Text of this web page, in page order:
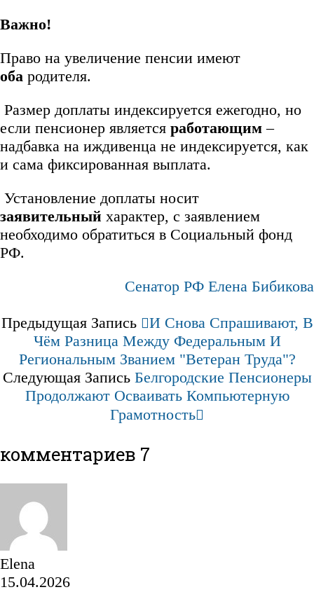
Важно!
Право на увеличение пенсии имеют
оба родителя.
Размер доплаты индексируется ежегодно, но
если пенсионер является работающим –
надбавка на иждивенца не индексируется, как
и сама фиксированная выплата.
Установление доплаты носит
заявительный характер, с заявлением
необходимо обратиться в Социальный фонд
РФ.
Сенатор РФ Елена Бибикова
Предыдущая Запись
И Снова Спрашивают, В
Чём Разница Между Федеральным И
Региональным Званием "Ветеран Труда"?
Следующая Запись Белгородские Пенсионеры
Продолжают Осваивать Компьютерную
Грамотность
комментариев 7
Elena
15.04.2026